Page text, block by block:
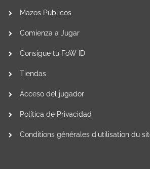
Mazos Públicos
Comienza a Jugar
Consigue tu FoW ID
Tiendas
Acceso del jugador
Política de Privacidad
Conditions générales d'utilisation du